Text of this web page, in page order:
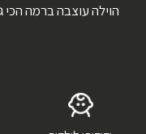
הוילה עוצבה ברמה הכי